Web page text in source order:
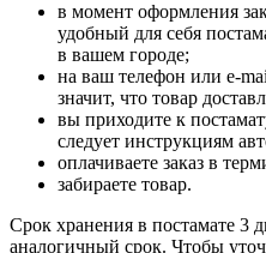
в момент оформления
удобный для себя
в вашем городе;
на ваш телефон или e-
значит, что товар
вы приходите к
следует инструкциям
оплачиваете заказ в
забираете товар.
Срок хранения в постамате 3
аналогичный срок. Чтобы